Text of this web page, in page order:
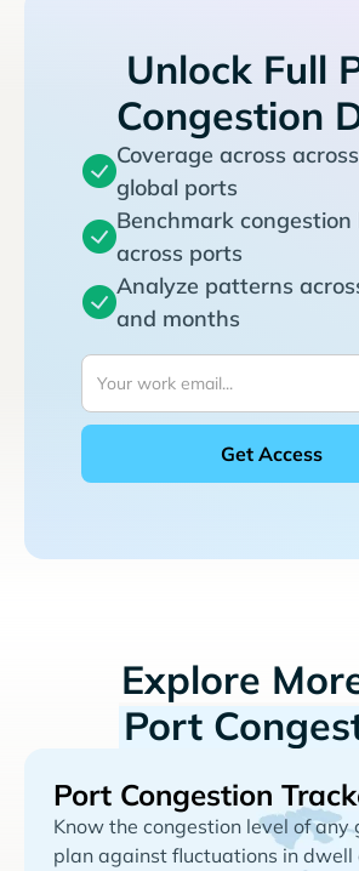
Unlock Full
Congestion
Coverage across
global ports
Benchmark congestion
across ports
Analyze patterns
and months
Explore
Port
Port Congestion
Know the congestion level of
plan against fluctuations in